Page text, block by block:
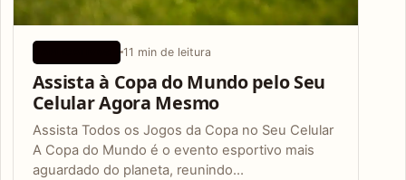
11 min de leitura
Assista à Copa do Mundo pelo Seu
Celular Agora Mesmo
Assista Todos os Jogos da Copa no Seu Celular
A Copa do Mundo é o evento esportivo mais
aguardado do planeta, reunindo…